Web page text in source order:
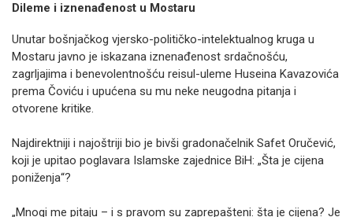
Dileme i iznenađenost u Mostaru
Unutar bošnjačkog vjersko-političko-intelektualnog kruga u
Mostaru javno je iskazana iznenađenost srdačnošću,
zagrljajima i benevolentnošću reisul-uleme Huseina Kavazovića
prema Čoviću i upućena su mu neke neugodna pitanja i
otvorene kritike.
Najdirektniji i najoštriji bio je bivši gradonačelnik Safet Oručević,
koji je upitao poglavara Islamske zajednice BiH: „Šta je cijena
poniženja“?
„Mnogi me pitaju – i s pravom su zaprepašteni: šta je cijena? Je